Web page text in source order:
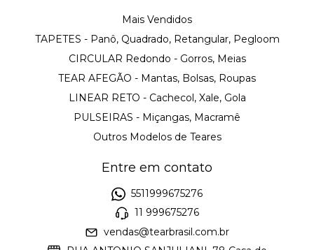
Mais Vendidos
TAPETES - Panô, Quadrado, Retangular, Pegloom
CIRCULAR Redondo - Gorros, Meias
TEAR AFEGÃO - Mantas, Bolsas, Roupas
LINEAR RETO - Cachecol, Xale, Gola
PULSEIRAS - Miçangas, Macramê
Outros Modelos de Teares
Entre em contato
5511999675276
11 999675276
vendas@tearbrasil.com.br